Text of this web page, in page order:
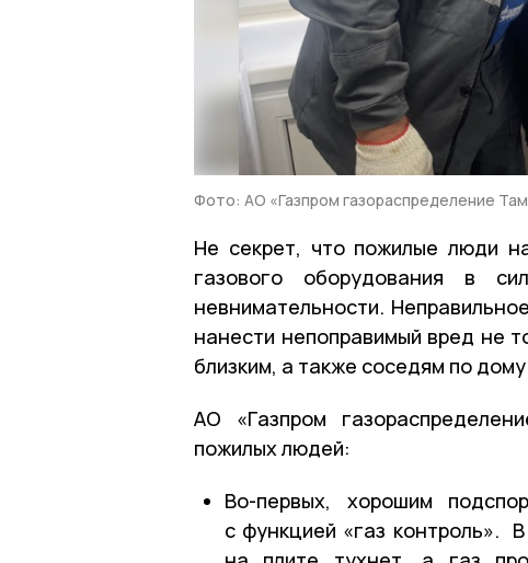
Фото: АО «Газпром газораспределение
Не секрет, что пожилые люди
газового оборудования в
невнимательности.
нанести непоправимый вред не
близким, а также соседям по
АО «Газпром
пожилых людей:
Во-первых, хорошим
с функцией «газ контроль».